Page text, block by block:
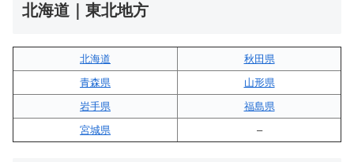
北海道｜東北地方
北海道
秋田県
青森県
山形県
岩手県
福島県
宮城県
–